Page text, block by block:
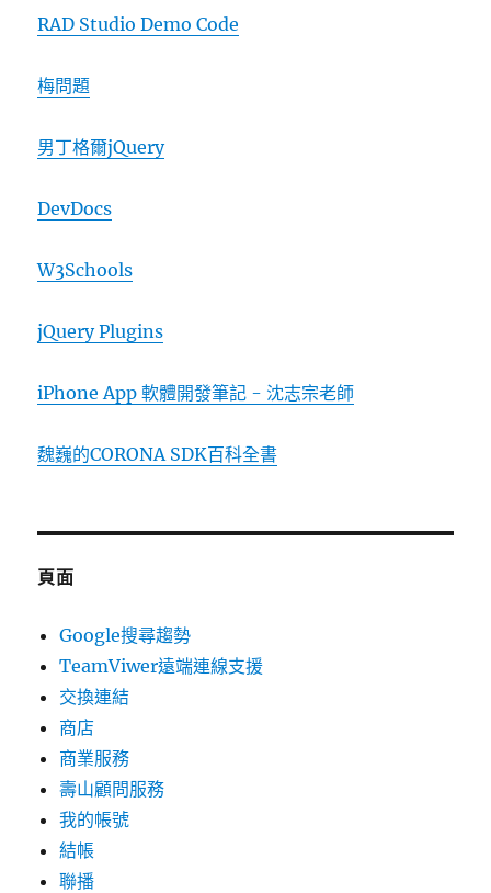
RAD Studio Demo Code
梅問題
男丁格爾jQuery
DevDocs
W3Schools
jQuery Plugins
iPhone App 軟體開發筆記 - 沈志宗老師
魏巍的CORONA SDK百科全書
頁面
Google搜尋趨勢
TeamViwer遠端連線支援
交換連結
商店
商業服務
壽山顧問服務
我的帳號
結帳
聯播